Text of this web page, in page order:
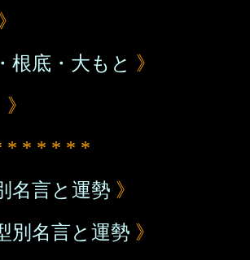
》
根底・大もと 》
》
* * * * *
名言と運勢 》
別名言と運勢 》